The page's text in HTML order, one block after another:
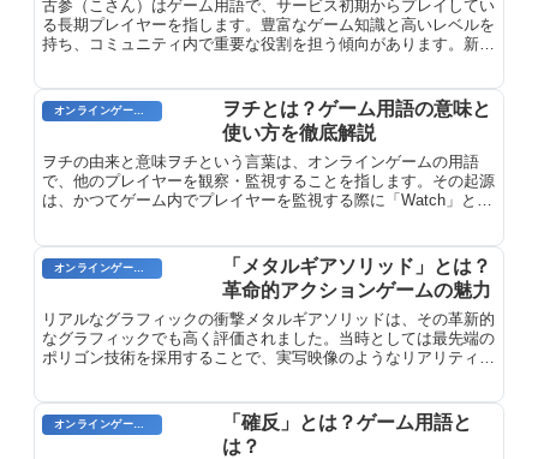
古参（こさん）はゲーム用語で、サービス初期からプレイしてい
る長期プレイヤーを指します。豊富なゲーム知識と高いレベルを
持ち、コミュニティ内で重要な役割を担う傾向があります。新規
オンラインゲームのプレイに関する用語
ヲチとは？ゲーム用語の意味と
使い方を徹底解説
ヲチの由来と意味ヲチという言葉は、オンラインゲームの用語
で、他のプレイヤーを観察・監視することを指します。その起源
は、かつてゲーム内でプレイヤーを監視する際に「Watch」とい
しています。やがて、この「Watching」が訛り、「ヲチ」とい
う表現が定着しました。
「メタルギアソリッド」とは？
革命的アクションゲームの魅力
リアルなグラフィックの衝撃メタルギアソリッドは、その革新的
なグラフィックでも高く評価されました。当時としては最先端の
ポリゴン技術を採用することで、実写映像のようなリアリティを
ィックは、プレイヤーをゲームの世界に没入させ、前例のない没
入感をもたらしました。
オンラインゲームのプレイに関する用語
「確反」とは？ゲーム用語と
は？